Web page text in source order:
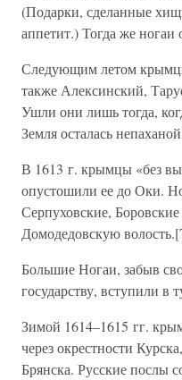
(Подарки, сделанные
аппетит.) Тогда же
Следующим летом
также Алексинский,
Ушли они лишь тогда,
Земля осталась
В 1613 г. крымцы «без
опустошили ее до Оки.
Серпуховские,
Домодедовскую
Большие Ногаи, забыв
государству, вступили в
Зимой 1614–1615 гг.
через окрестности
Брянска. Русские послы